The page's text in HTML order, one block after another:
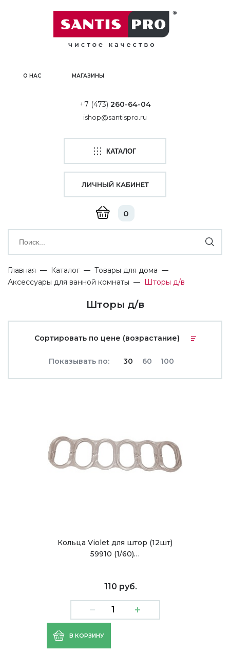
О НАС МАГАЗИНЫ
+7 (473) 260-64-04
ishop@santispro.ru
КАТАЛОГ
0
ЛИЧНЫЙ КАБИНЕТ
Главная Каталог
Товары для дома
Аксессуары для ванной комнаты
Шторы д/в
Шторы д/в
Сортировать по цене (возрастание)
Показывать по: 30 60 100
Кольца Violet для штор (12шт)
59910 (1/60)…
110 руб.
В КОРЗИНУ